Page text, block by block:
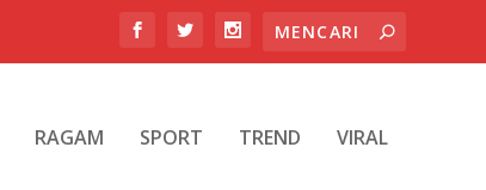
RAGAM SPORT TREND VIRAL